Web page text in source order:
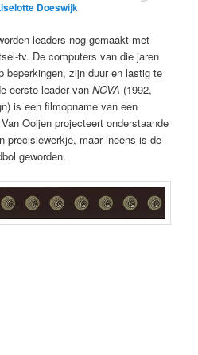
Doeswijk
leaders nog gemaakt met
tv. De computers van die jaren
beperkingen, zijn duur en lastig te
eerste leader vanNOVA (1992,
is een filmopname van een
Ooijen projecteert onderstaande
precisiewerkje, maar ineens is de
geworden.